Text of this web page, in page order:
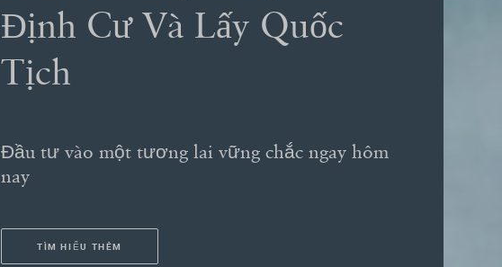
Định Cư Và Lấy Quốc
Tịch
Đầu tư vào một tương lai vững chắc ngay hôm
nay
TÌM HIỂU THÊM